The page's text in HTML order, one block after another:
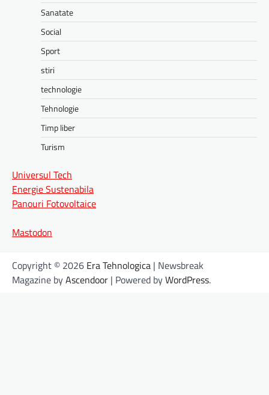
Sanatate
Social
Sport
stiri
technologie
Tehnologie
Timp liber
Turism
Universul Tech
Energie Sustenabila
Panouri Fotovoltaice
Mastodon
Copyright © 2026 Era Tehnologica | Newsbreak
Magazine byAscendoor | Powered byWordPress.